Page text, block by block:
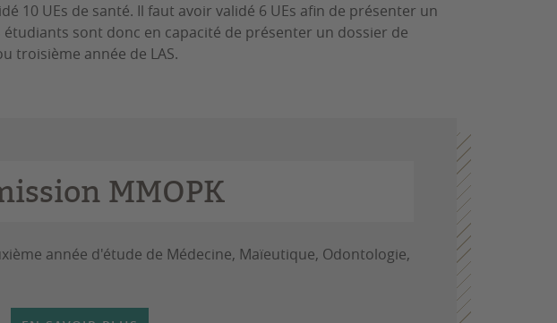
10 UEs de santé. Il faut avoir validé 6 UEs afin de présenter un
sont donc en capacité de présenter un dossier de
troisième année de LAS.
MMOPK
année d'étude de Médecine, Maïeutique, Odontologie,